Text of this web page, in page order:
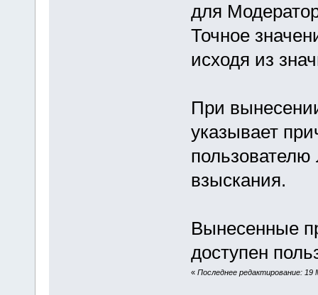
для
Точное
исходя из
При
указывает
взыскания.
Вынесенные
доступен
« Последнее редактирование: